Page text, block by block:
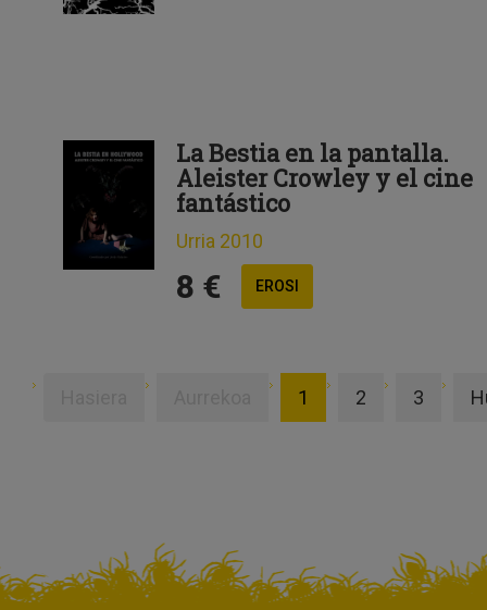
La Bestia en la pantalla.
Aleister Crowley y el cine
fantástico
Urria 2010
8 € EROSI
1 2 3